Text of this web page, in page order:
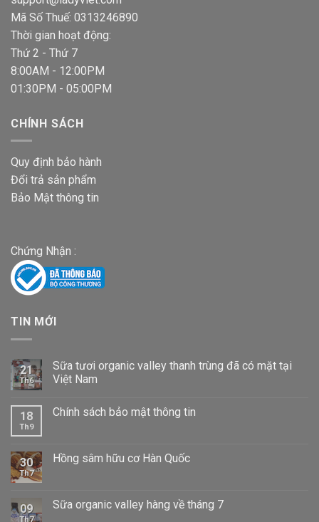
Mã Số Thuế: 0313246890
Thời gian hoạt động:
Thứ 2 - Thứ 7
8:00AM - 12:00PM
01:30PM - 05:00PM
CHÍNH SÁCH
Quy định bảo hành
Đổi trả sản phẩm
Bảo Mật thông tin
Chứng Nhận :
TIN MỚI
21
Th6
Sữa tươi organic valley thanh trùng đã có mặt tại
Việt Nam
18
Th9
Chính sách bảo mật thông tin
30
Th7
Hồng sâm hữu cơ Hàn Quốc
09
Th7
Sữa organic valley hàng về tháng 7